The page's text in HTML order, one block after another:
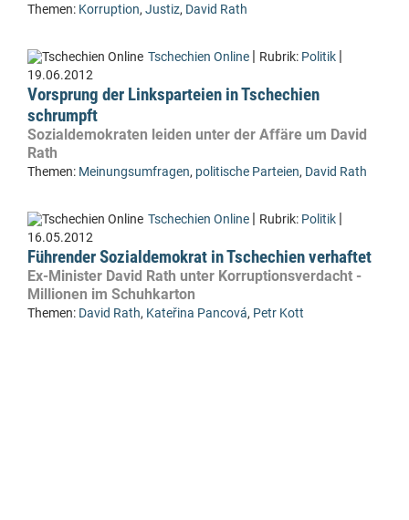
Themen: Korruption, Justiz, David Rath
Tschechien Online | Rubrik: Politik |
19.06.2012
Vorsprung der Linksparteien in Tschechien
schrumpft
Sozialdemokraten leiden unter der Affäre um David
Rath
Themen: Meinungsumfragen, politische Parteien, David Rath
Tschechien Online | Rubrik: Politik |
16.05.2012
Führender Sozialdemokrat in Tschechien verhaftet
Ex-Minister David Rath unter Korruptionsverdacht -
Millionen im Schuhkarton
Themen: David Rath, Kateřina Pancová, Petr Kott